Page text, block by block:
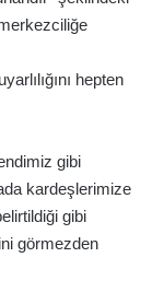
hepten
gibi
kardeşlerimize
gibi
görmezden